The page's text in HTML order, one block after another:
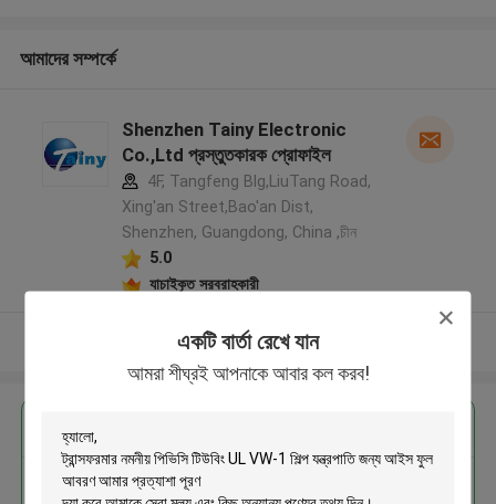
একটি বার্তা রেখে যান
আমরা শীঘ্রই আপনাকে আবার কল করব!
আমাদের সম্পর্কে
Shenzhen Tainy Electronic
Co.,Ltd প্রস্তুতকারক প্রোফাইল
4F, Tangfeng Blg,LiuTang Road,
Xing'an Street,Bao'an Dist,
Shenzhen, Guangdong, China ,চীন
5.0
যাচাইকৃত সরবরাহকারী
আরো দেখুন
ট্রান্সফরমার নমনীয় পিভিসি টিউবিং UL VW-1